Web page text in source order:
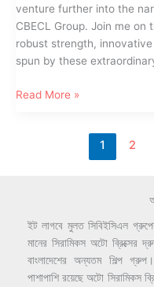
venture further into the
CBECL Group. Join me
robust strength,
spun by these
Unveiling
Read More »
1 2
ইট লাগবে মুলত সিবিইসিএল
মানের সিরামিকস অটো ব্রিক্সের
বাংলাদেশের অন্যতম শিল্প
পাশাপাশি রয়েছে অটো সিরামিকস